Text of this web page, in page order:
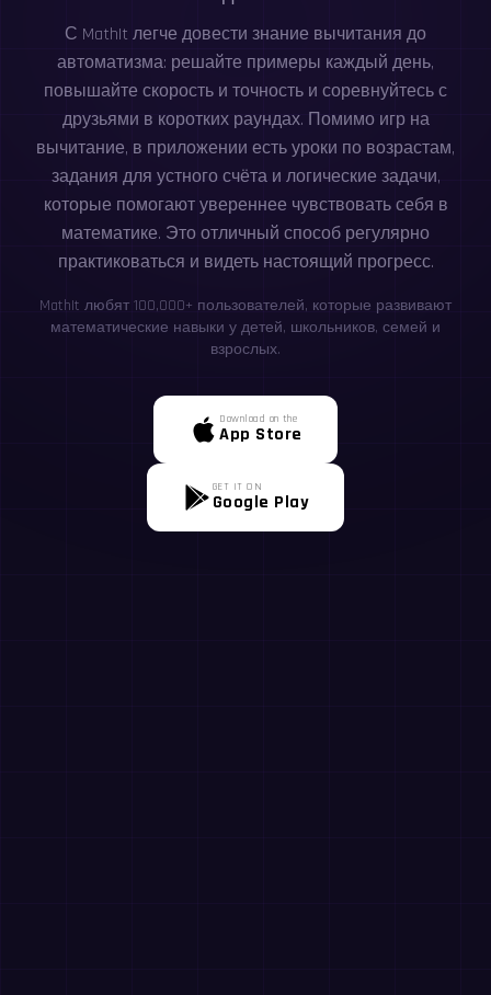
С MathIt легче довести знание вычитания до
автоматизма: решайте примеры каждый день,
повышайте скорость и точность и соревнуйтесь с
друзьями в коротких раундах. Помимо игр на
вычитание, в приложении есть уроки по возрастам,
задания для устного счёта и логические задачи,
которые помогают увереннее чувствовать себя в
математике. Это отличный способ регулярно
практиковаться и видеть настоящий прогресс.
MathIt любят 100,000+ пользователей, которые развивают
математические навыки у детей, школьников, семей и
взрослых.
Download on the
App Store
GET IT ON
Google Play